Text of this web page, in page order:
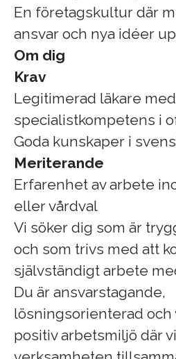
En företagskultur där
ansvar och nya idéer
Om dig
Krav
Legitimerad läkare med
specialistkompetens i
Goda kunskaper i
Meriterande
Erfarenhet av arbete
eller vårdval
Vi söker dig som är
och som trivs med att
självständigt arbete
Du är ansvarstagande,
lösningsorienterad och
positiv arbetsmiljö där